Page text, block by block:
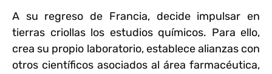
A su regreso de Francia, decide impulsar en
tierras criollas los estudios químicos. Para ello,
crea su propio laboratorio, establece alianzas con
otros científicos asociados al área farmacéutica,